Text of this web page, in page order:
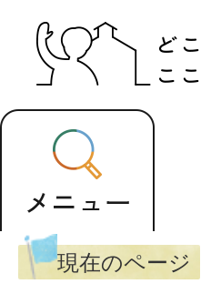
現在のページ